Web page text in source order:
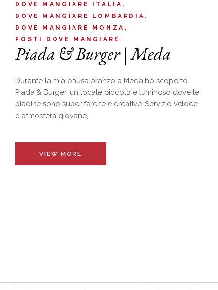
DOVE MANGIARE ITALIA
DOVE MANGIARE LOMBARDIA
DOVE MANGIARE MONZA
POSTI DOVE MANGIARE
Piada & Burger | Meda
Durante la mia pausa pranzo a Meda ho scoperto
Piada & Burger, un locale piccolo e luminoso dove le
piadine sono super farcite e creative. Servizio veloce
e atmosfera giovane,
VIEW MORE